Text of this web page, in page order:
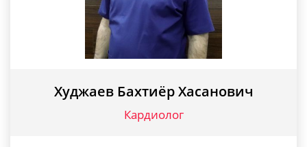
Худжаев Бахтиёр Хасанович
Кардиолог